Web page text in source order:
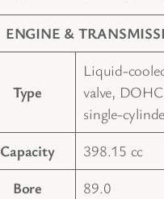
ENGINE &
Type
Liquid-
valve,
single-
Capacity
398.15 cc
Bore
89.0